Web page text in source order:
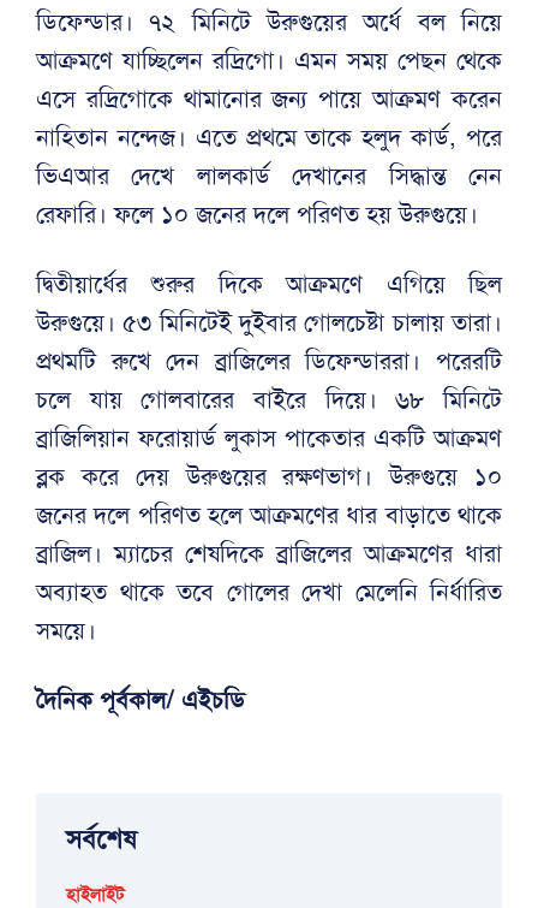
ডিফেন্ডার। ৭২ মিনিটে উরুগুয়ের অর্ধে বল নিয়ে
আক্রমণে যাচ্ছিলেন রদ্রিগো। এমন সময় পেছন থেকে
এসে রদ্রিগোকে থামানোর জন্য পায়ে আক্রমণ করেন
নাহিতান নন্দেজ। এতে প্রথমে তাকে হলুদ কার্ড, পরে
ভিএআর দেখে লালকার্ড দেখানের সিদ্ধান্ত নেন
রেফারি। ফলে ১০ জনের দলে পরিণত হয় উরুগুয়ে।
দ্বিতীয়ার্ধের শুরুর দিকে আক্রমণে এগিয়ে ছিল
উরুগুয়ে। ৫৩ মিনিটেই দুইবার গোলচেষ্টা চালায় তারা।
প্রথমটি রুখে দেন ব্রাজিলের ডিফেন্ডাররা। পরেরটি
চলে যায় গোলবারের বাইরে দিয়ে। ৬৮ মিনিটে
ব্রাজিলিয়ান ফরোয়ার্ড লুকাস পাকেতার একটি আক্রমণ
ব্লক করে দেয় উরুগুয়ের রক্ষণভাগ। উরুগুয়ে ১০
জনের দলে পরিণত হলে আক্রমণের ধার বাড়াতে থাকে
ব্রাজিল। ম্যাচের শেষদিকে ব্রাজিলের আক্রমণের ধারা
অব্যাহত থাকে তবে গোলের দেখা মেলেনি নির্ধারিত
সময়ে।
দৈনিক পূর্বকাল/ এইচডি
সর্বশেষ
হাইলাইট